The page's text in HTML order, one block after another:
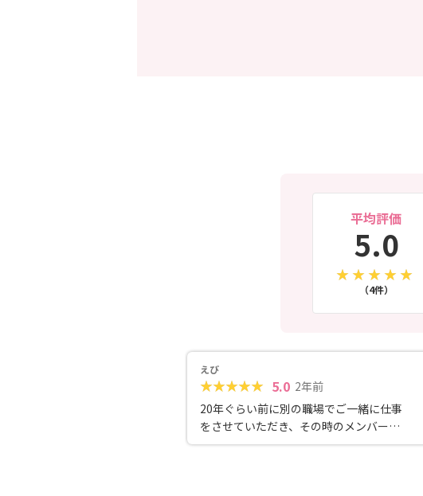
平均評価
5.0
（4件）
えび
5.0 2年前
20年ぐらい前に別の職場でご一緒に仕事
をさせていただき、その時のメンバーで
ずっとプライベートでも定期的に集ま